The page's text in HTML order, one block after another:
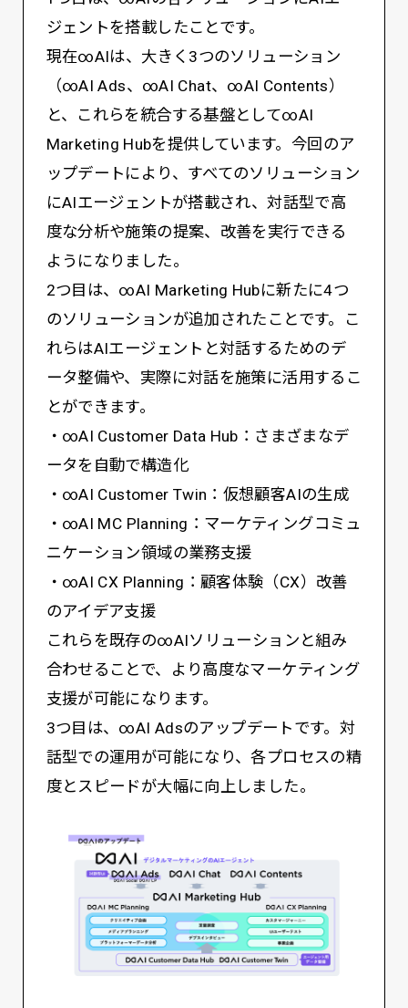
ジェントを搭載したことです。
現在∞AIは、大きく3つのソリューション
（∞AI Ads、∞AI Chat、∞AI Contents）
と、これらを統合する基盤として∞AI
Marketing Hubを提供しています。今回のア
ップデートにより、すべてのソリューション
にAIエージェントが搭載され、対話型で高
度な分析や施策の提案、改善を実行できる
ようになりました。
2つ目は、∞AI Marketing Hubに新たに4つ
のソリューションが追加されたことです。こ
れらはAIエージェントと対話するためのデ
ータ整備や、実際に対話を施策に活用するこ
とができます。
・∞AI Customer Data Hub：さまざまなデ
ータを自動で構造化
・∞AI Customer Twin：仮想顧客AIの生成
・∞AI MC Planning：マーケティングコミュ
ニケーション領域の業務支援
・∞AI CX Planning：顧客体験（CX）改善
のアイデア支援
これらを既存の∞AIソリューションと組み
合わせることで、より高度なマーケティング
支援が可能になります。
3つ目は、∞AI Adsのアップデートです。対
話型での運用が可能になり、各プロセスの精
度とスピードが大幅に向上しました。